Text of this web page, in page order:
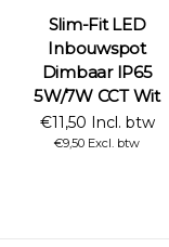
Slim-Fit LED
Inbouwspot
Dimbaar IP65
5W/7W CCT Wit
€11,50 Incl. btw
€9,50 Excl. btw